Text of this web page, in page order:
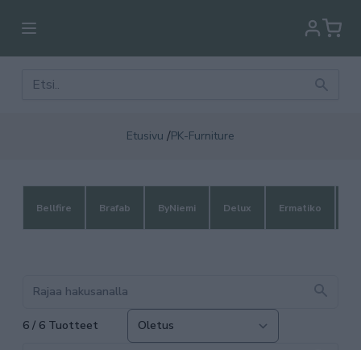
Etusivu /PK-Furniture
Bellfire Brafab ByNiemi Delux Ermatiko
6 / 6 Tuotteet